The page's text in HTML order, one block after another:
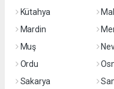
Kütahya
Mardin
Muş
Ordu
Sakarya